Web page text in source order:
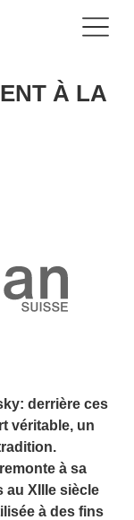
À LA
derrière ces
véritable, un
à sa
au XIIIe siècle
à des fins